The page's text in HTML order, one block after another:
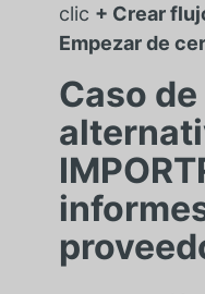
clic + Crear
Empezar de
Caso